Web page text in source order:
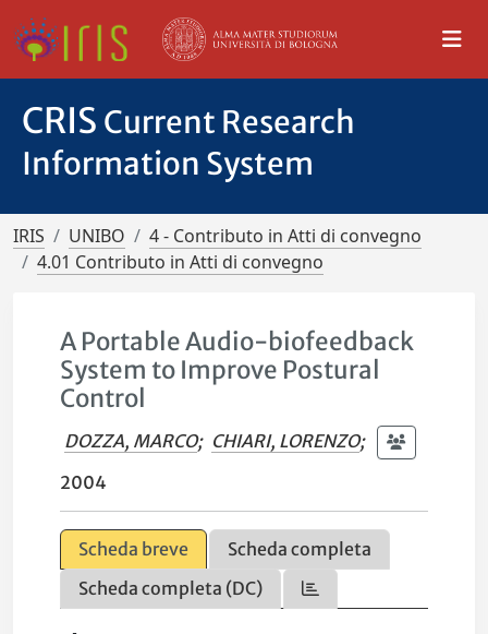
CRIS Current Research
Information System
IRIS UNIBO
4 - Contributo in Atti di convegno
4.01 Contributo in Atti di convegno
A Portable Audio-biofeedback
System to Improve Postural
Control
DOZZA, MARCO; CHIARI, LORENZO;
2004
Scheda breve
Scheda completa
Scheda completa (DC)